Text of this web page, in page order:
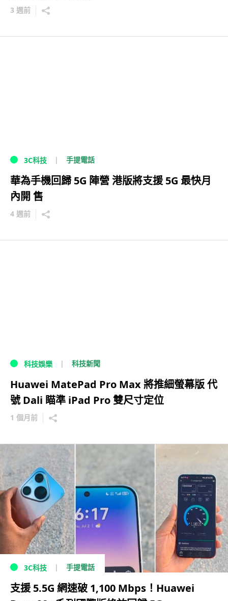
3 週前
3C科技 手提電話
華為手機回歸 5G 陣營 港版將支援 5G 最快月
內開 售
4 週前
科技娛樂 科技新聞
Huawei MatePad Pro Max 將推細螢幕版 代
號 Dali 瞄準 iPad Pro 雙尺寸定位
1 個月前
3C科技 手提電話
支援 5.5G 網速破 1,100 Mbps！Huawei